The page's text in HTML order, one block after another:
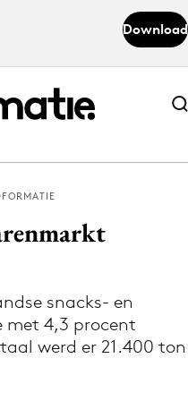
Download
Abonneer nu
Abonneer nu
via de Adformatie
app
snacks- en
met 4,3 procent
werd er 21.400 ton